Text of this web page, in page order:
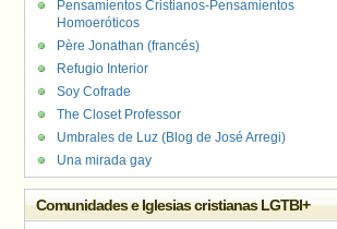
Pensamientos Cristianos-Pensamientos
Homoeróticos
Père Jonathan (francés)
Refugio Interior
Soy Cofrade
The Closet Professor
Umbrales de Luz (Blog de José Arregi)
Una mirada gay
Comunidades e Iglesias cristianas LGTBI+